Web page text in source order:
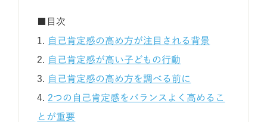
■目次
1.
自己肯定感の高め方が注目される背景
2.
自己肯定感が高い子どもの行動
3.
自己肯定感の高め方を調べる前に
4. 2つの自己肯定感をバランスよく高めるこ
とが重要